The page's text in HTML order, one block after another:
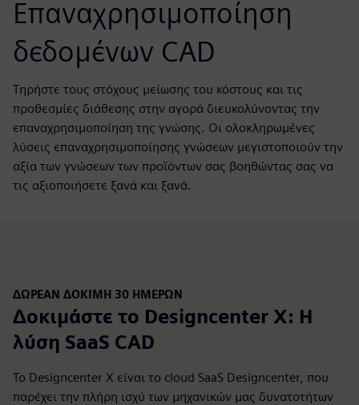
Επαναχρησιμοποίηση
δεδομένων CAD
Τηρήστε τους στόχους μείωσης του κόστους και τις
προθεσμίες διάθεσης στην αγορά διευκολύνοντας την
επαναχρησιμοποίηση της γνώσης. Οι ολοκληρωμένες
λύσεις επαναχρησιμοποίησης γνώσεων μεγιστοποιούν την
αξία των γνώσεων των προϊόντων σας βοηθώντας σας να
τις αξιοποιήσετε ξανά και ξανά.
ΔΩΡΕΆΝ ΔΟΚΙΜΉ 30 ΗΜΕΡΏΝ
Δοκιμάστε το Designcenter X: Η
λύση SaaS CAD
Το Designcenter X είναι το cloud SaaS Designcenter, που
παρέχει την πλήρη ισχύ των μηχανικών μας δυνατοτήτων